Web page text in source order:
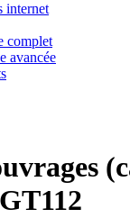
internet
complet
avancée